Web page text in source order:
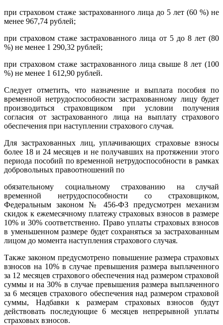
при страховом стаже застрахованного лица до 5 лет (60 %) не
менее 967,74 рублей;
при страховом стаже застрахованного лица от 5 до 8 лет (80
%) не менее 1 290,32 рублей;
при страховом стаже застрахованного лица свыше 8 лет (100
%) не менее 1 612,90 рублей.
Следует отметить, что назначение и выплата пособия по
временной нетрудоспособности застрахованному лицу будет
производиться страховщиком при условии получения
согласия от застрахованного лица на выплату страхового
обеспечения при наступлении страхового случая.
Для застрахованных лиц, уплачивающих страховые взносы
более 18 и 24 месяцев и не получавших на протяжении этого
периода пособий по временной нетрудоспособности в рамках
добровольных правоотношений по
обязательному социальному страхованию на случай
временной нетрудоспособности со страховщиком,
Федеральным законом № 456-ФЗ предусмотрен механизм
скидок к ежемесячному платежу страховых взносов в размере
10% и 30% соответственно. Право уплаты страховых взносов
в уменьшенном размере будет сохраняться за застрахованным
лицом до момента наступления страхового случая.
Также законом предусмотрено повышение размера страховых
взносов на 10% в случае превышения размера выплаченного
за 12 месяцев страхового обеспечения над размером страховой
суммы и на 30% в случае превышения размера выплаченного
за 6 месяцев страхового обеспечения над размером страховой
суммы, Надбавки к размерам страховых взносов будут
действовать последующие 6 месяцев непрерывной уплаты
страховых взносов.